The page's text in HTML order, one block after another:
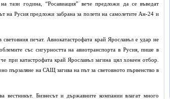
тази година, “Росавиация” вече предложи да се въведат
на Русия предложи забрана за полети на самолетите Ан-24 и
печат. Авиокатастрофата край Ярославъл е удар не
със сигурността на авиотранспорта в Русия, пише в
катастрофата край Ярославъл загина цял хокеен отбор.
пързаляне на САЩ загива на път за световното първенство в
вестникът. Бизнесът и държавните компании влагат много